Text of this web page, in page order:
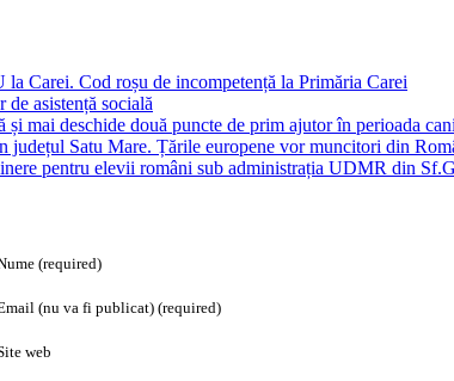
Carei. Cod roșu de incompetență la Primăria Carei
asistență socială
și mai deschide două puncte de prim ajutor în perioada
județul Satu Mare. Țările europene vor muncitori din
pentru elevii români sub administrația UDMR din
(required)
(nu va fi publicat) (required)
web